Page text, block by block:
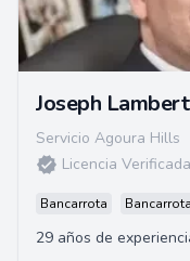
Joseph
Servicio Agoura Hills
Licencia Verificada
Bancarrota
29 años de